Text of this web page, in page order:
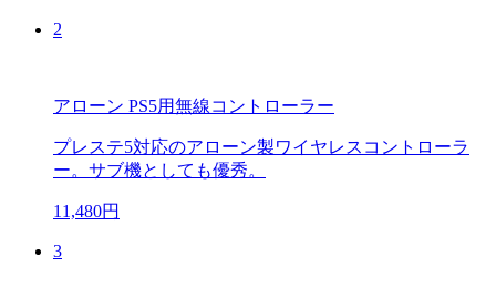
2
アローン PS5用無線コントローラー
プレステ5対応のアローン製ワイヤレスコントローラ
ー。サブ機としても優秀。
11,480円
3